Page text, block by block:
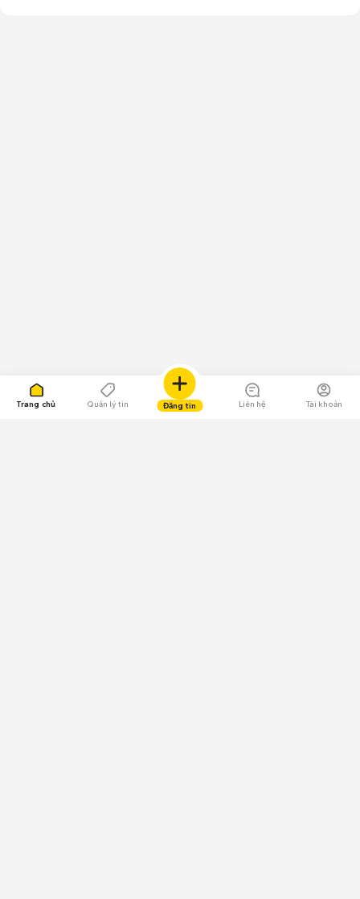
Trang chủ Quản lý tin Đăng tin Liên hệ Tài khoản